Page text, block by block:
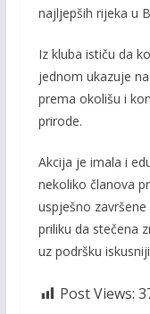
najljepših rijeka u
Iz kluba ističu da
jednom ukazuje
prema okolišu i
prirode.
Akcija je imala i
nekoliko članova
uspješno
priliku da stečena
uz podršku
Post Views: